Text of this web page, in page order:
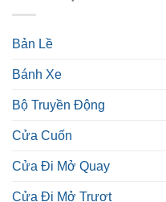
Bản Lề
Bánh Xe
Bộ Truyền Động
Cửa Cuốn
Cửa Đi Mở Quay
Cửa Đi Mở Trượt